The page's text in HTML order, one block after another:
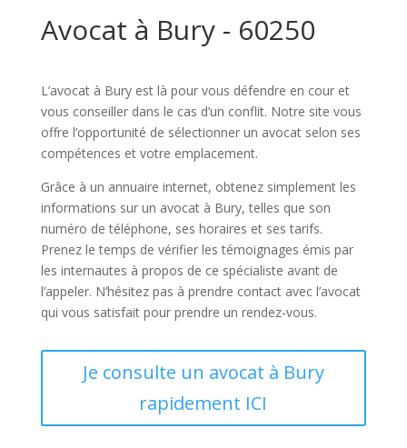
Avocat à Bury - 60250
L’avocat à Bury est là pour vous défendre en cour et
vous conseiller dans le cas d’un conflit. Notre site vous
offre l’opportunité de sélectionner un avocat selon ses
compétences et votre emplacement.
Grâce à un annuaire internet, obtenez simplement les
informations sur un avocat à Bury, telles que son
numéro de téléphone, ses horaires et ses tarifs.
Prenez le temps de vérifier les témoignages émis par
les internautes à propos de ce spécialiste avant de
l’appeler. N’hésitez pas à prendre contact avec l’avocat
qui vous satisfait pour prendre un rendez-vous.
Je consulte un avocat à Bury
rapidement ICI